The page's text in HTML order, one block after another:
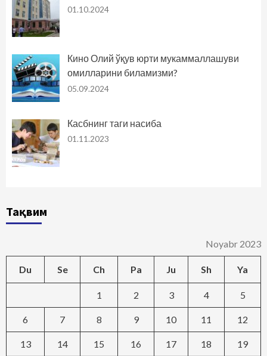
01.10.2024
Кино Олий ўқув юрти мукаммаллашуви
омилларини биламизми?
05.09.2024
Касбнинг таги насиба
01.11.2023
Тақвим
Noyabr 2023
Du Se Ch Pa Ju Sh Ya
1 2 3 4 5
6 7 8 9 10 11 12
13 14 15 16 17 18 19